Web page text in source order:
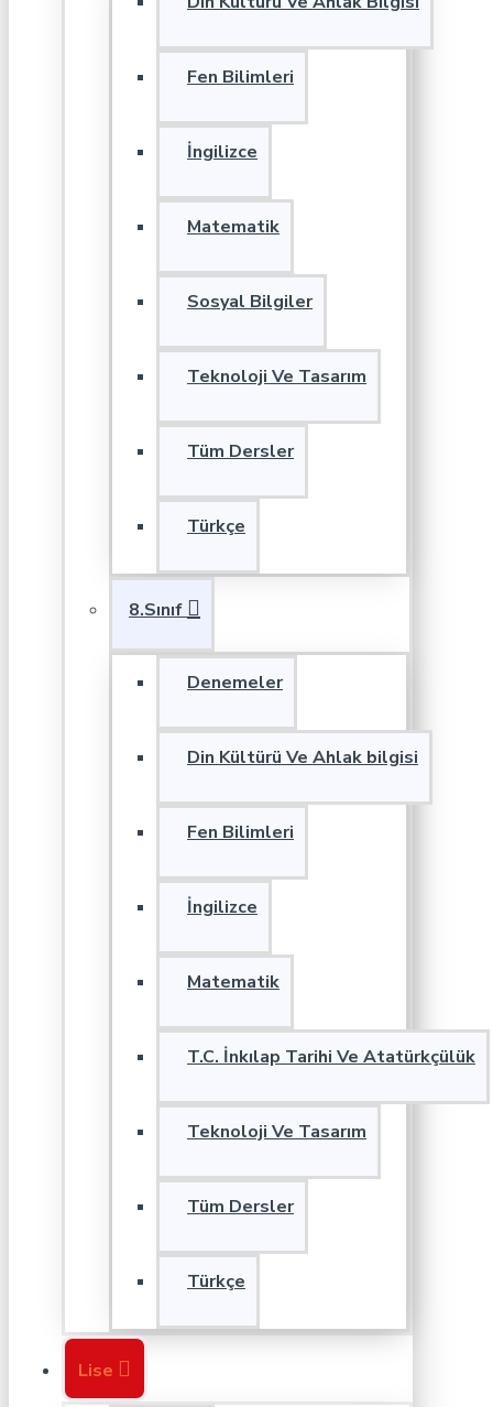
Fen Bilimleri
İngilizce
Matematik
Sosyal Bilgiler
Teknoloji Ve Tasarım
Tüm Dersler
Türkçe
8.Sınıf
Denemeler
Din Kültürü Ve Ahlak bilgisi
Fen Bilimleri
İngilizce
Matematik
T.C. İnkılap Tarihi Ve Atatürkçülük
Teknoloji Ve Tasarım
Tüm Dersler
Türkçe
Lise